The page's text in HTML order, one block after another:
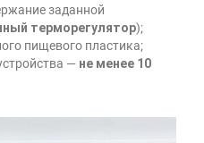
заданной
терморегулятор);
пищевого пластика;
— не менее 10